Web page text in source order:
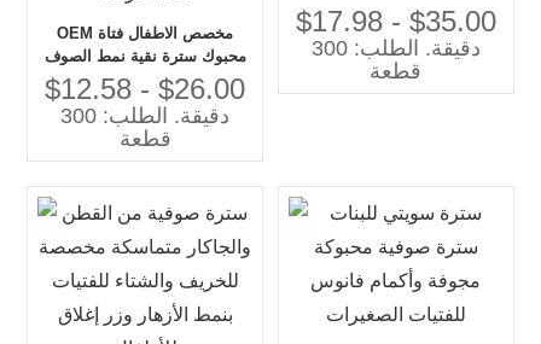
OEM مخصص الاطفال فتاة
محبوك سترة نقية نمط الصوف
النسيج كم طويل نمط عارضة
$12.58 - $26.00
دقيقة. الطلب: 300
قطعة
$17.98 - $35.00
دقيقة. الطلب: 300
قطعة